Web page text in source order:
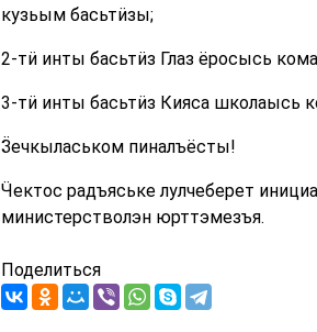
кузьым басьтӥзы;
2-тӥ инты басьтӥз Глаз ёросысь
3-тӥ инты басьтӥз Кияса школаысь
Ӟечкыласьком пиналъёсты!
Ӵектос радъяське лулчеберет
министерстволэн юрттэмезъя.
Поделиться